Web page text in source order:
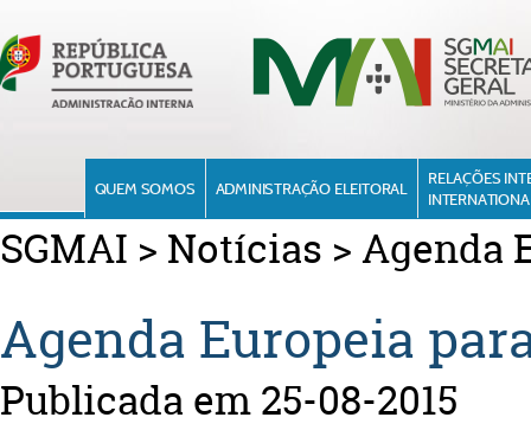
QUEM SOMOS ADMINISTRAÇÃO ELEITORAL
RELAÇÕES
SGMAI > Notícias > Agenda
Agenda Europeia
Publicada em 25-08-2015